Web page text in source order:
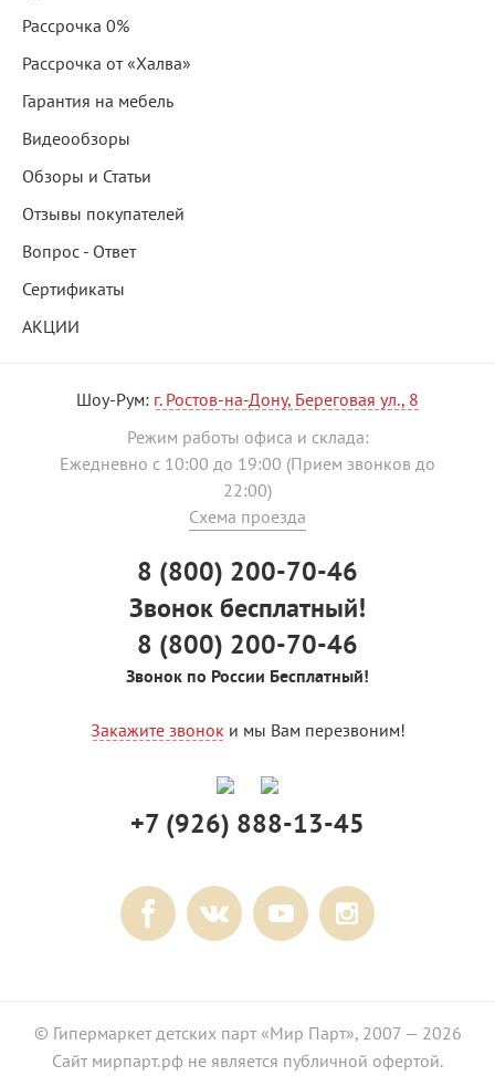
Рассрочка 0%
Рассрочка от «Халва»
Гарантия на мебель
Видеообзоры
Обзоры и Статьи
Отзывы покупателей
Вопрос - Ответ
Сертификаты
АКЦИИ
Шоу-Рум: г. Ростов-на-Дону, Береговая ул., 8
Режим работы офиса и склада:
Ежедневно с 10:00 до 19:00 (Прием звонков до
22:00)
Схема проезда
8 (800) 200-70-46
Звонок бесплатный!
8 (800) 200-70-46
Звонок по России Бесплатный!
Закажите звоноки мы Вам перезвоним!
+7 (926) 888-13-45
© Гипермаркет детских парт «Мир Парт», 2007 — 2026
Сайт мирпарт.рф не является публичной офертой.